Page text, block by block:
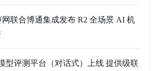
网联合博通集成发布 R2 全场景 AI 机
型评测平台（对话式）上线 提供级联